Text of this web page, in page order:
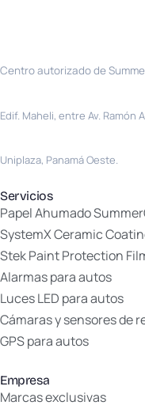
Centro autorizado de
Edif. Maheli, entre Av. Ramón
Uniplaza, Panamá Oeste.
Servicios
Papel Ahumado
SystemX Ceramic
Stek Paint Protection
Alarmas para autos
Luces LED para autos
Cámaras y sensores de
GPS para autos
Empresa
Marcas exclusivas